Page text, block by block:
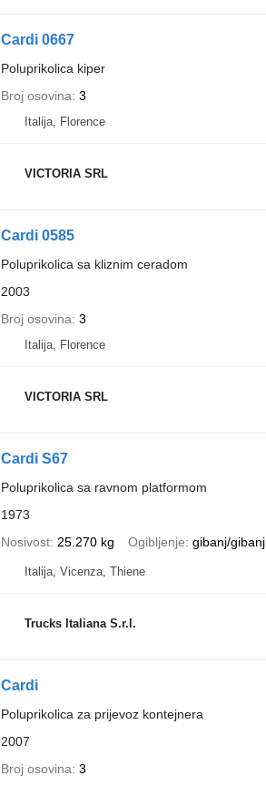
Cardi 0667
Poluprikolica kiper
Broj osovina 3
Italija, Florence
VICTORIA SRL
Cardi 0585
Poluprikolica sa kliznim ceradom
2003
Broj osovina 3
Italija, Florence
VICTORIA SRL
Cardi S67
Poluprikolica sa ravnom platformom
1973
Nosivost 25.270 kg Ogibljenje gibanj/gibanj
Italija, Vicenza, Thiene
Trucks Italiana S.r.l.
Cardi
Poluprikolica za prijevoz kontejnera
2007
Broj osovina 3